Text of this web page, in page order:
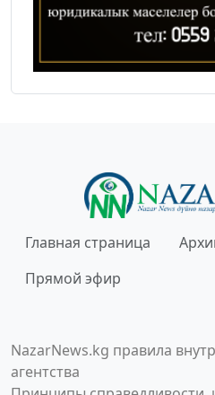
Главная страница
Прямой эфир
NazarNews.kg правила
агентства